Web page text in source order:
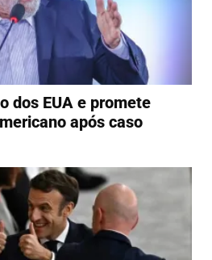
dos EUA e promete
após caso